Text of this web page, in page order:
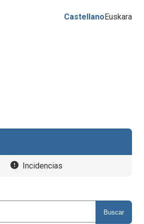
CastellanoEuskara
Incidencias